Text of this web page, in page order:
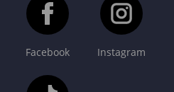
Facebook Instagram